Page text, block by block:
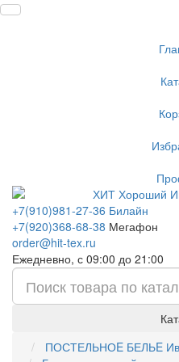
+7(910)981-27-36 Билайн
+7(920)368-68-38 Мегафон
order@hit-tex.ru
Ежедневно, с 09:00 до 21:00
ПОСТЕЛЬНОE БЕЛЬE